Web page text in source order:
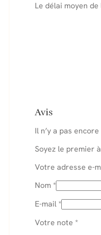
Le délai moyen
Avis
Il n’y a pas encore
Soyez le premier
Votre adresse e-
Nom*
E-mail*
Votre note *